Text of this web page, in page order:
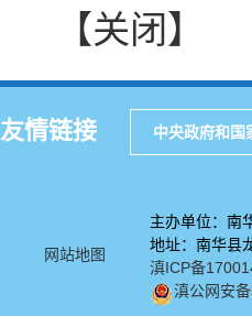
【关闭】
友情链接 中央政府和国
网站地图
主办单位：南
地址：南华
滇ICP备
滇公网安